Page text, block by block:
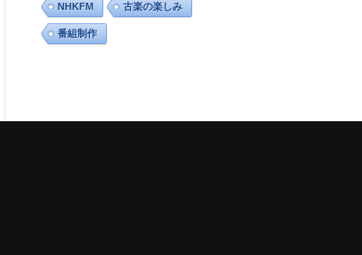
NHKFM 古楽の楽しみ
番組制作